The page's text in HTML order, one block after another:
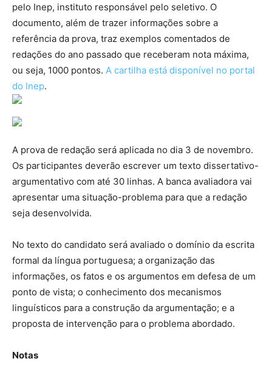
pelo Inep, instituto responsável pelo seletivo. O
documento, além de trazer informações sobre a
referência da prova, traz exemplos comentados de
redações do ano passado que receberam nota máxima,
ou seja, 1000 pontos. A cartilha está disponível no portal
do Inep.
A prova de redação será aplicada no dia 3 de novembro.
Os participantes deverão escrever um texto dissertativo-
argumentativo com até 30 linhas. A banca avaliadora vai
apresentar uma situação-problema para que a redação
seja desenvolvida.
No texto do candidato será avaliado o domínio da escrita
formal da língua portuguesa; a organização das
informações, os fatos e os argumentos em defesa de um
ponto de vista; o conhecimento dos mecanismos
linguísticos para a construção da argumentação; e a
proposta de intervenção para o problema abordado.
Notas